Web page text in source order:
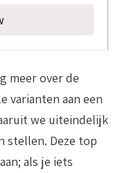
meer over de
varianten aan een
we uiteindelijk
stellen. Deze top
als je iets